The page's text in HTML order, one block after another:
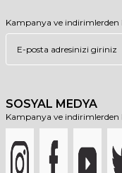
Kampanya ve indirimlerden
SOSYAL MEDYA
Kampanya ve